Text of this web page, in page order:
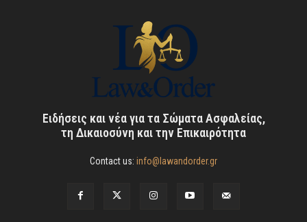
Ειδήσεις και νέα για τα Σώματα Ασφαλείας,
τη Δικαιοσύνη και την Επικαιρότητα
Contact us: info@lawandorder.gr